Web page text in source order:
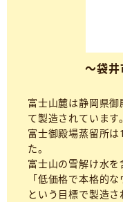
～袋
富士山麓は静岡県
て製造されています。
富士御殿場蒸留所
た。
富士山の雪解け水を
「低価格で本格的
という目標で製造